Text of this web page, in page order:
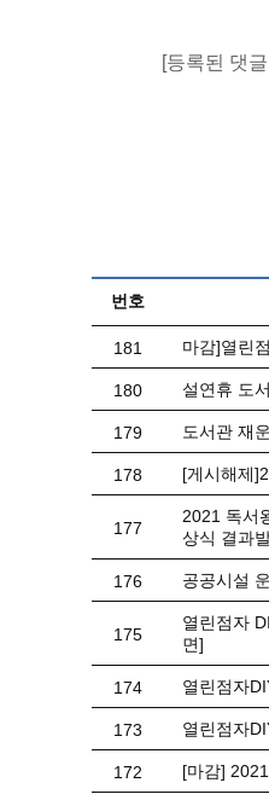
[등록된 댓
번호
181 마감]열린
180 설연휴 도
179 도서관 재
178 [게시해제
177
2021 독서
상식 결과
176 공공시설
175
열린점자
면]
174 열린점자
173 열린점자
172 [마감]